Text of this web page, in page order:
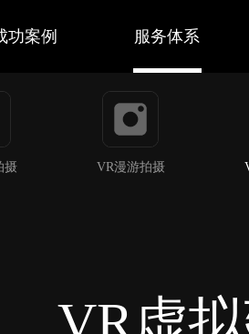
功案例 服务体系
摄 VR漫游拍摄